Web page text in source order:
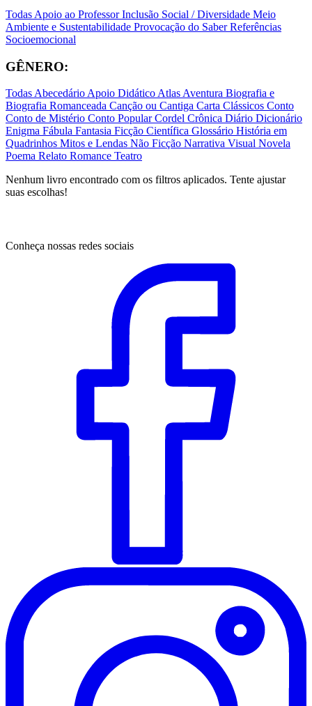
Todas Apoio ao ProfessorInclusão Social / Diversidade Meio
Ambiente e Sustentabilidade Provocação do SaberReferências
Socioemocional
GÊNERO:
TodasAbecedárioApoio DidáticoAtlasAventura Biografia e
Biografia Romanceada Canção ou Cantiga Carta Clássicos Conto
Conto de Mistério Conto PopularCordel Crônica Diário Dicionário
Enigma Fábula Fantasia Ficção Científica Glossário História em
Quadrinhos Mitos e Lendas Não Ficção Narrativa Visual Novela
Poema Relato Romance Teatro
Nenhum livro encontrado com os filtros aplicados. Tente ajustar
suas escolhas!
Conheça nossas redes sociais